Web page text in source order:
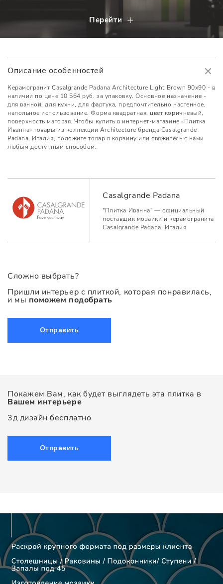
Перейти
Описание особенностей
Керамогранит Casalgrande Padana Architecture Light Brown 90x90 - в
наличии по цене 10 564 руб. за упаковку. Основное назначение -
для ванной, для кухни, для фартука, предпочтительно настенное,
напольное использование. Форма квадратная, цвет коричневый,
поверхность матовая. Чтобы купить в интернет-магазине «Плитка
Иванна» товары из коллекции Architecture бренда Casalgrande
Padana, Италия, положите товар в корзину или свяжитесь с нами
любым доступным способом.
Casalgrande Padana
"Плитка Иванна" — официальный
поставщик мозаики и керамогранита
Casalgrande Padana, Италия.
Сложно выбрать?
Пришли интерьер с плиткой, которая понравилась,
и мы поможем подобрать
Отправить
Покажем Вам, как будет выглядеть эта плитка в
Вашем интерьере
3д дизайн бесплатно
Отправить